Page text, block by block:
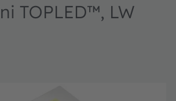
TOPLED™, LW